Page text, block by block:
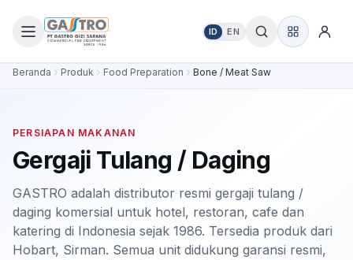
ID EN
Beranda Produk Food Preparation Bone / Meat Saw
PERSIAPAN MAKANAN
Gergaji Tulang / Daging
GASTRO adalah distributor resmi gergaji tulang /
daging komersial untuk hotel, restoran, cafe dan
katering di Indonesia sejak 1986. Tersedia produk dari
Hobart, Sirman. Semua unit didukung garansi resmi,